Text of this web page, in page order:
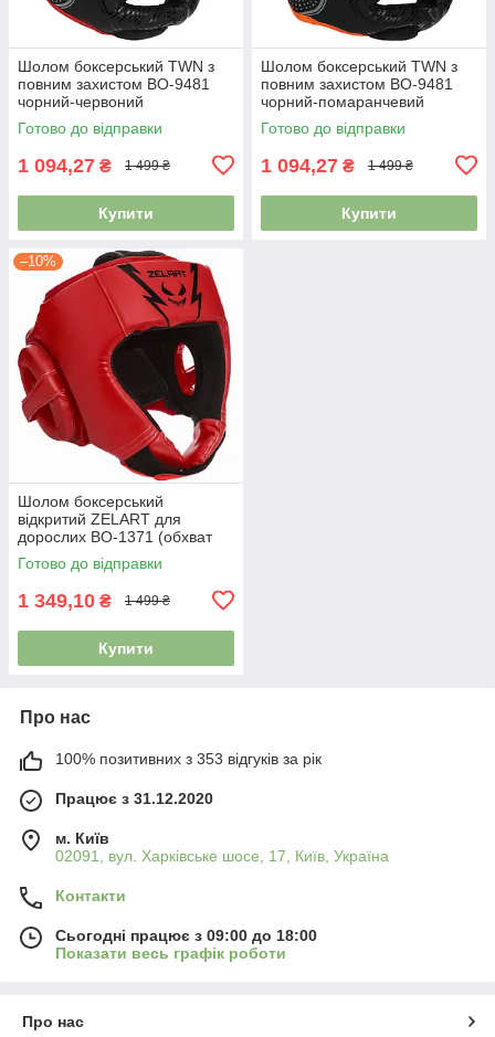
Шолом боксерський TWN з
повним захистом BO-9481
чорний-червоний
Готово до відправки
1 094,27 ₴ 1 499 ₴
Купити
Шолом боксерський TWN з
повним захистом BO-9481
чорний-помаранчевий
Готово до відправки
1 094,27 ₴ 1 499 ₴
Купити
–10%
Шолом боксерський
відкритий ZELART для
дорослих BO-1371 (обхват
голови 63-68 см)
Готово до відправки
1 349,10 ₴ 1 499 ₴
Купити
Про нас
100% позитивних з 353 відгуків за рік
Працює з 31.12.2020
м. Київ
02091, вул. Харківське шосе, 17, Київ, Україна
Контакти
Сьогодні працює з 09:00 до 18:00
Показати весь графік роботи
Про нас